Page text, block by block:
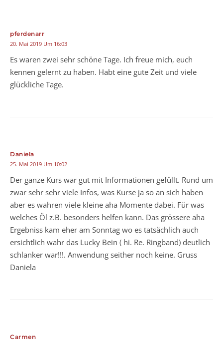
pferdenarr
20. Mai 2019 Um 16:03
Es waren zwei sehr schöne Tage. Ich freue mich, euch
kennen gelernt zu haben. Habt eine gute Zeit und viele
glückliche Tage.
Daniela
25. Mai 2019 Um 10:02
Der ganze Kurs war gut mit Informationen gefüllt. Rund um
zwar sehr sehr viele Infos, was Kurse ja so an sich haben
aber es wahren viele kleine aha Momente dabei. Für was
welches Öl z.B. besonders helfen kann. Das grössere aha
Ergebniss kam eher am Sonntag wo es tatsächlich auch
ersichtlich wahr das Lucky Bein ( hi. Re. Ringband) deutlich
schlanker war!!!. Anwendung seither noch keine. Gruss
Daniela
Carmen